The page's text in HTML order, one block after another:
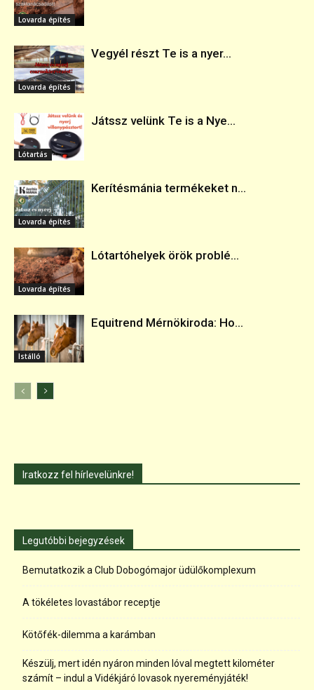
Lovarda építés
Lovarda építés
Vegyél részt Te is a nyer...
Lótartás
Játssz velünk Te is a Nye...
Lovarda építés
Kerítésmánia termékeket n...
Lovarda építés
Lótartóhelyek örök problé...
Istálló
Equitrend Mérnökiroda: Ho...
Iratkozz fel hírlevelünkre!
Legutóbbi bejegyzések
Bemutatkozik a Club Dobogómajor üdülőkomplexum
A tökéletes lovastábor receptje
Kötőfék-dilemma a karámban
Készülj, mert idén nyáron minden lóval megtett kilométer
számít – indul a Vidékjáró lovasok nyereményjáték!